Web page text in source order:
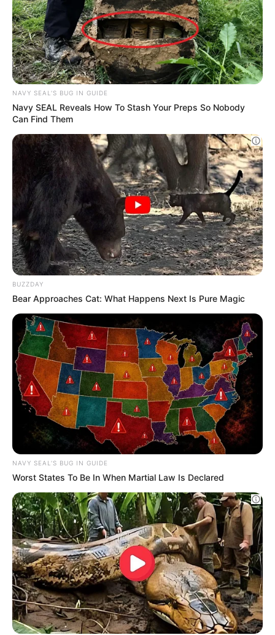
Navy SEAL: How To Prevent Looters From
Breaking Into Your Home
NAVY SEAL'S BUG IN GUIDE
I sorprendenti benefici del pediluvio all'aceto!
BUZZDAY
Scoperta incredibile all'asta: donna diventa
milionaria!
BUZZDAY
Porta segreta in montagna: la scoperta è
incredibile!
BUZZDAY